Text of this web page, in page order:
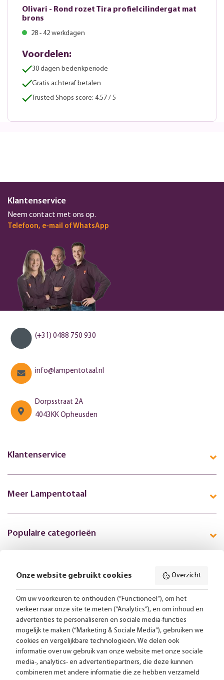
Olivari - Rond rozet Tira profielcilindergat mat
brons
28 - 42 werkdagen
Voordelen:
30 dagen bedenkperiode
Gratis achteraf betalen
Trusted Shops score: 4.57 / 5
Klantenservice
Neem contact met ons op.
Telefoon, e-mail of WhatsApp
(+31) 0488 750 930
info@lampentotaal.nl
Dorpsstraat 2A
4043KK Opheusden
Klantenservice
Meer Lampentotaal
Populaire categorieën
Volg ons online:
Gratis bezorging vanaf 99,-
Advies op maat
Meer dan 25.000 lampen op voorraad
Onze website gebruikt cookies Overzicht
Om uw voorkeuren te onthouden (“Functioneel”), om het
verkeer naar onze site te meten (“Analytics”), en om inhoud en
advertenties te personaliseren en sociale media-functies
mogelijk te maken (“Marketing & Sociale Media”), gebruiken we
cookies en vergelijkbare technologieën. We delen ook
informatie over uw gebruik van onze website met onze sociale
media-, analytics- en advertentiepartners, die deze kunnen
combineren met andere informatie die ze hebben verzameld